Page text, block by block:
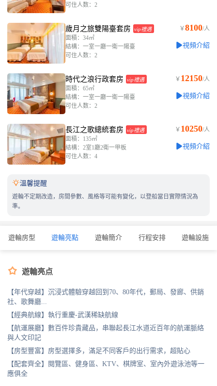
可住人数：2
歲月之旅雙陽臺套房 vip禮遇
面積：34㎡
結構：一室一廳一衛一陽臺
可住人数：2
￥8100/人
視頻介紹
時代之浪行政套房 vip禮遇
面積：65㎡
結構：一室一廳一衛一陽臺
可住人数：2
￥ 12150/人
視頻介紹
長江之歌總統套房 vip禮遇
面積：135㎡
結構：2室1廳2衛一甲板
可住人数：4
￥ 10250/人
視頻介紹
溫馨提醒
遊輪不定期改造，房間參數、風格等可能有變化，以登船當日實際情況為
準。
遊輪房型 遊輪亮點 遊輪簡介 行程安排 遊輪設施
 遊輪亮点
【年代穿越】沉浸式體驗穿越回到70、80年代，郵局、發廊、供銷
社、歌舞廳...
【經典航線】執行重慶-武漢稀缺航線
【航運展廳】數百件珍貴藏品，串聯起長江水道近百年的航運脈絡
與人文印記
【房型豐富】房型選擇多，滿足不同客戶的出行需求，超貼心
【配套齊全】閱覽區、健身區、KTV、棋牌室、室內外遊泳池等一
應俱全